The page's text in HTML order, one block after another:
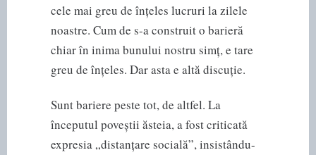
cele mai greu de înțeles lucruri la zilele
noastre. Cum de s-a construit o barieră
chiar în inima bunului nostru simț, e tare
greu de înțeles. Dar asta e altă discuție.
Sunt bariere peste tot, de altfel. La
începutul poveștii ăsteia, a fost criticată
expresia „distanțare socială”, insistându-